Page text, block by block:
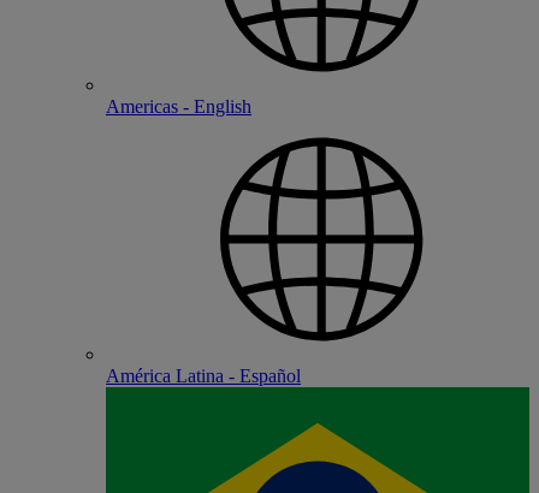
Americas - English
América Latina - Español